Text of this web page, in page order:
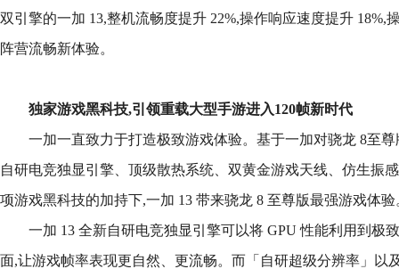
双引擎的一加 13,整机流畅度提升 22%,操作响应速度提升 18%,
阵营流畅新体验。
独家游戏黑科技,引领重载大型手游进入120帧新时代
一加一直致力于打造极致游戏体验。基于一加对骁龙 8至
自研电竞独显引擎、顶级散热系统、双黄金游戏天线、仿生振
项游戏黑科技的加持下,一加 13 带来骁龙 8 至尊版最强游戏体验
一加 13 全新自研电竞独显引擎可以将 GPU 性能利用到极
面,让游戏帧率表现更自然、更流畅。而「自研超级分辨率」以